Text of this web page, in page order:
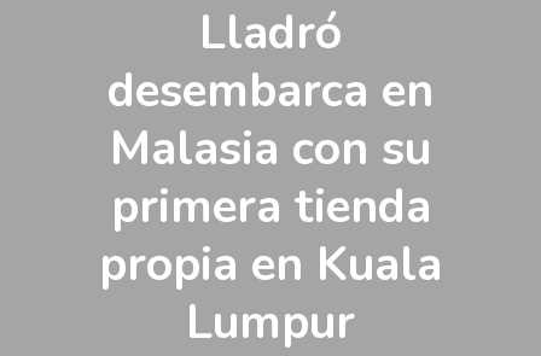
Lladró
desembarca en
Malasia con su
primera tienda
propia en Kuala
Lumpur